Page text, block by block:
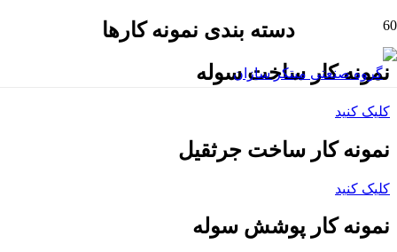
دسته بندی نمونه کارها
نمونه کار ساخت سوله
کلیک کنید
نمونه کار ساخت جرثقیل
کلیک کنید
نمونه کار پوشش سوله